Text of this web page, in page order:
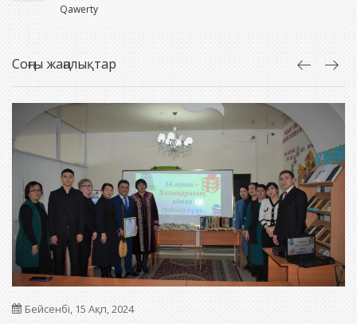
Qawerty
Соңғы жаңалықтар
Бейсенбі, 15 Ақп, 2024